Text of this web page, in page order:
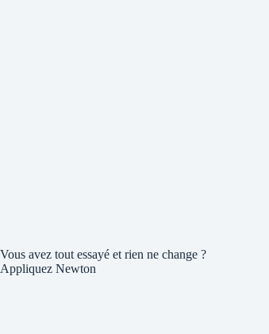
Vous avez tout essayé et rien ne change ?
Appliquez Newton